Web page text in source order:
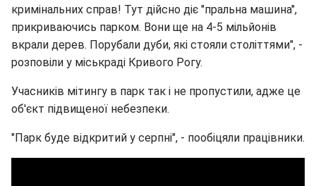
кримінальних справ! Тут дійсно діє "пральна машина",
прикриваючись парком. Вони ще на 4-5 мільйонів
вкрали дерев. Порубали дуби, які стояли століттями", -
розповіли у міськраді Кривого Рогу.
Учасників мітингу в парк так і не пропустили, адже це
об'єкт підвищеної небезпеки.
"Парк буде відкритий у серпні", - пообіцяли працівники.